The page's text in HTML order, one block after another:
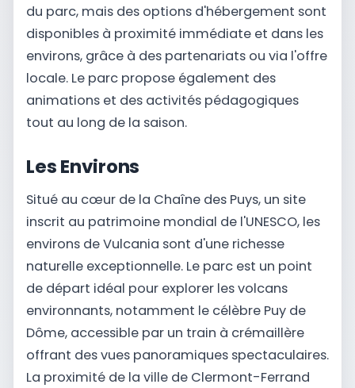
du parc, mais des options d'hébergement sont
disponibles à proximité immédiate et dans les
environs, grâce à des partenariats ou via l'offre
locale. Le parc propose également des
animations et des activités pédagogiques
tout au long de la saison.
Les Environs
Situé au cœur de la Chaîne des Puys, un site
inscrit au patrimoine mondial de l'UNESCO, les
environs de Vulcania sont d'une richesse
naturelle exceptionnelle. Le parc est un point
de départ idéal pour explorer les volcans
environnants, notamment le célèbre Puy de
Dôme, accessible par un train à crémaillère
offrant des vues panoramiques spectaculaires.
La proximité de la ville de Clermont-Ferrand